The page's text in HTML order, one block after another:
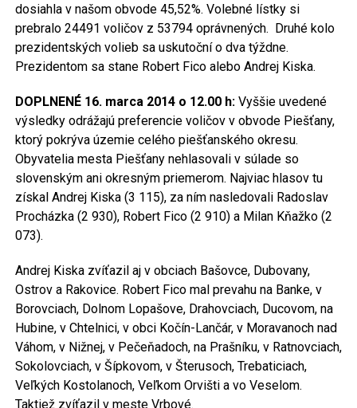
dosiahla v našom obvode 45,52%. Volebné lístky si
prebralo 24491 voličov z 53794 oprávnených. Druhé kolo
prezidentských volieb sa uskutoční o dva týždne.
Prezidentom sa stane Robert Fico alebo Andrej Kiska.
DOPLNENÉ 16. marca 2014 o 12.00 h:Vyššie uvedené
výsledky odrážajú preferencie voličov v obvode Piešťany,
ktorý pokrýva územie celého piešťanského okresu.
Obyvatelia mesta Piešťany nehlasovali v súlade so
slovenským ani okresným priemerom. Najviac hlasov tu
získal Andrej Kiska (3 115), za ním nasledovali Radoslav
Procházka (2 930), Robert Fico (2 910) a Milan Kňažko (2
073).
Andrej Kiska zvíťazil aj v obciach Bašovce, Dubovany,
Ostrov a Rakovice. Robert Fico mal prevahu na Banke, v
Borovciach, Dolnom Lopašove, Drahovciach, Ducovom, na
Hubine, v Chtelnici, v obci Kočín-Lančár, v Moravanoch nad
Váhom, v Nižnej, v Pečeňadoch, na Prašníku, v Ratnovciach,
Sokolovciach, v Šípkovom, v Šterusoch, Trebaticiach,
Veľkých Kostolanoch, Veľkom Orvišti a vo Veselom.
Taktiež zvíťazil v meste Vrbové.